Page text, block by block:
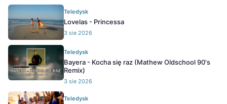
Teledysk
Lovelas - Princessa
3 sie 2026
Teledysk
Bayera - Kocha się raz (Mathew Oldschool 90's
Remix)
3 sie 2026
Teledysk